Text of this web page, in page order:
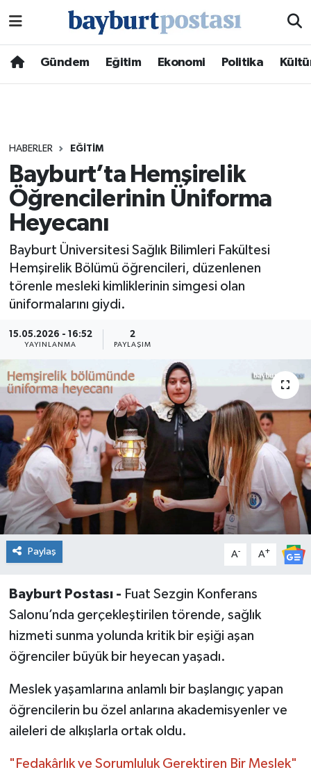
Gündem Eğitim Ekonomi Politika
HABERLER EĞITIM
Bayburt’ta Hemşirelik
Öğrencilerinin Üniforma
Heyecanı
Bayburt Üniversitesi Sağlık Bilimleri Fakültesi
Hemşirelik Bölümü öğrencileri, düzenlenen
törenle mesleki kimliklerinin simgesi olan
üniformalarını giydi.
15.05.2026 - 16:52
YAYINLANMA
2
PAYLAŞIM
Paylaş A- A+
Bayburt Postası - Fuat Sezgin Konferans
Salonu’nda gerçekleştirilen törende, sağlık
hizmeti sunma yolunda kritik bir eşiği aşan
öğrenciler büyük bir heyecan yaşadı.
Meslek yaşamlarına anlamlı bir başlangıç yapan
öğrencilerin bu özel anlarına akademisyenler ve
aileleri de alkışlarla ortak oldu.
"Fedakârlık ve Sorumluluk Gerektiren Bir Meslek"
Hava Durumu
Süper Lig Puan Durumu ve Fikstür
Tüm Manşetler
Son Dakika Haberleri
Haber Arşivi